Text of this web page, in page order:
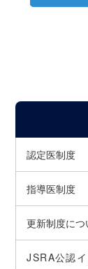
認定医制度
指導医制度
更新制度につ
JSRA公認